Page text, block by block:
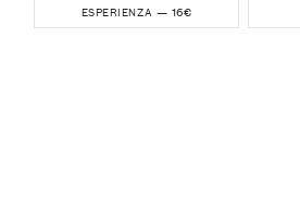
ESPERIENZA — 16€